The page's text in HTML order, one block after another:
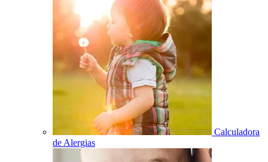
Calculadora
de Alergias